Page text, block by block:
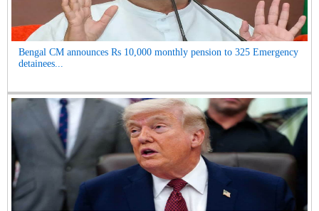
Bengal CM announces Rs 10,000 monthly pension to 325 Emergency
detainees...